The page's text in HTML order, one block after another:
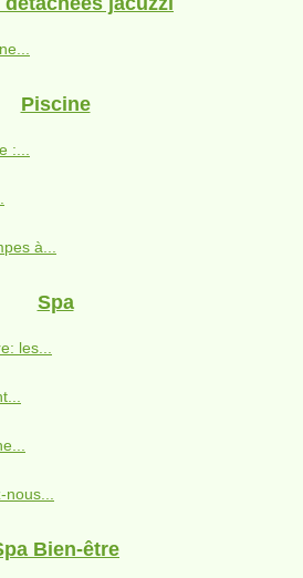
Piscine
:...
à...
Spa
les...
nous...
Bien-être